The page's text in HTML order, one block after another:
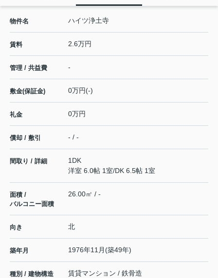
物件名 ハイツ浄土寺
賃料 2.6万円
管理 / 共益費 -
敷金(保証金) 0万円(-)
礼金 0万円
償却 / 敷引 - / -
間取り / 詳細
1DK
洋室 6.0帖 1室/DK 6.5帖 1室
面積 /
バルコニー面積
26.00㎡ / -
向き 北
築年月 1976年11月(築49年)
種別 / 建物構造 賃貸マンション / 鉄骨造